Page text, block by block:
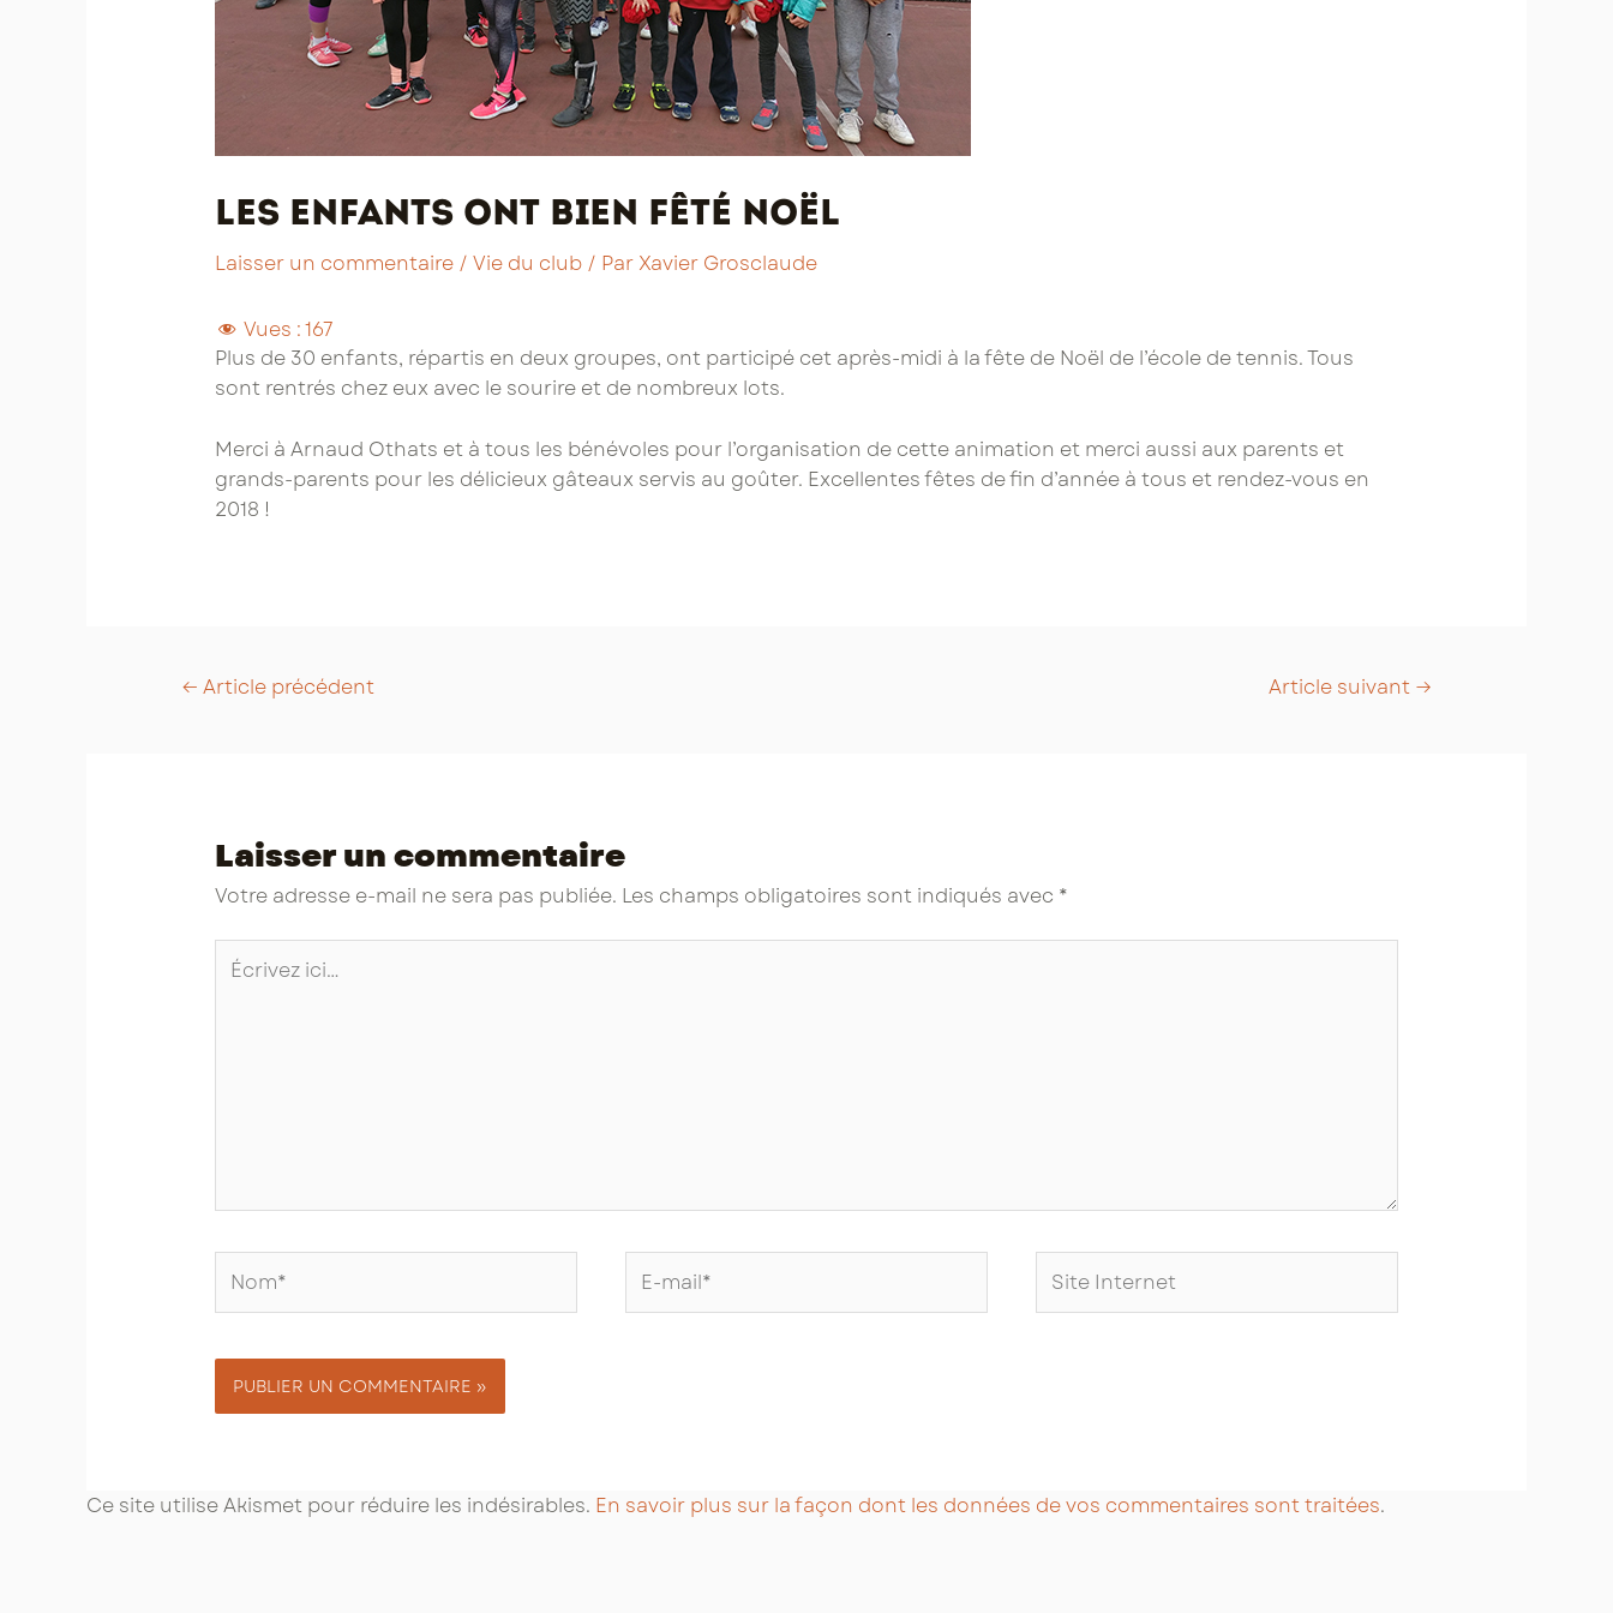
Les enfants ont bien fêté Noël
Laisser un commentaire / Vie du club/ Par Xavier Grosclaude
Vues :167
Plus de 30 enfants, répartis en deux groupes, ont participé cet après-midi à la fête de Noël de l’école de tennis. Tous
sont rentrés chez eux avec le sourire et de nombreux lots.
Merci à Arnaud Othats et à tous les bénévoles pour l’organisation de cette animation et merci aussi aux parents et
grands-parents pour les délicieux gâteaux servis au goûter. Excellentes fêtes de fin d’année à tous et rendez-vous en
2018 !
Post← Article précédent Article suivant →
Laisser un commentaire
Votre adresse e-mail ne sera pas publiée. Les champs obligatoires sont indiqués avec *
Écrivez
ici…
mail*
Internet
Ce site utilise Akismet pour réduire les indésirables. En savoir plus sur la façon dont les données de vos commentaires sont traitées.